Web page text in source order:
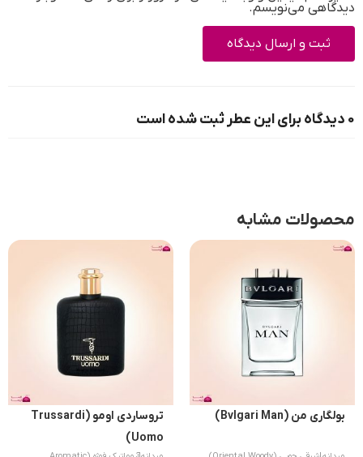
دیدگاهی می‌نویسم.
0 دیدگاه برای این عطر ثبت شده است
محصولات مشابه
بولگاری من (Bvlgari Man)
تروساردی اومو (Trussardi
Uomo)